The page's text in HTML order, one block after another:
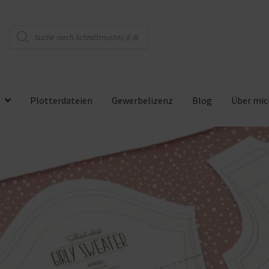
Products
search
Plotterdateien Gewerbelizenz Blog Über